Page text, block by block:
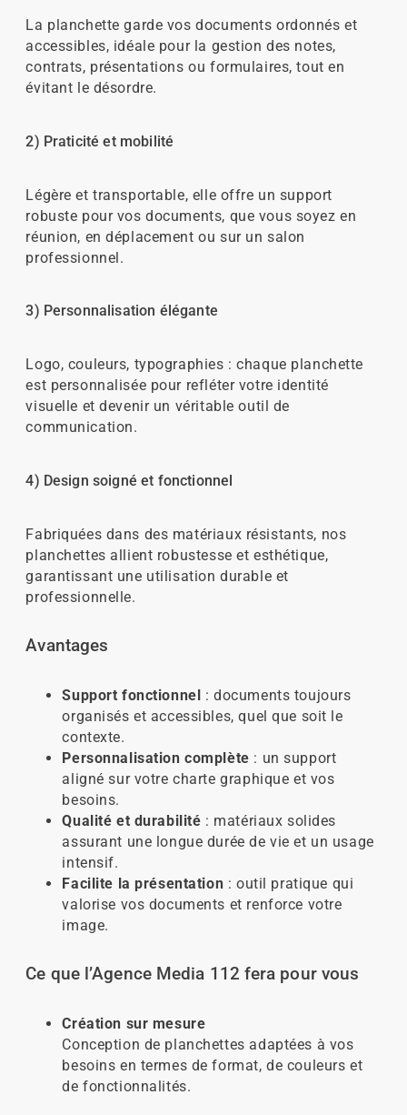
La planchette garde vos documents ordonnés et
accessibles, idéale pour la gestion des notes,
contrats, présentations ou formulaires, tout en
évitant le désordre.
2) Praticité et mobilité
Légère et transportable, elle offre un support
robuste pour vos documents, que vous soyez en
réunion, en déplacement ou sur un salon
professionnel.
3) Personnalisation élégante
Logo, couleurs, typographies : chaque planchette
est personnalisée pour refléter votre identité
visuelle et devenir un véritable outil de
communication.
4) Design soigné et fonctionnel
Fabriquées dans des matériaux résistants, nos
planchettes allient robustesse et esthétique,
garantissant une utilisation durable et
professionnelle.
Avantages
Support fonctionnel : documents toujours
organisés et accessibles, quel que soit le
contexte.
Personnalisation complète : un support
aligné sur votre charte graphique et vos
besoins.
Qualité et durabilité : matériaux solides
assurant une longue durée de vie et un usage
intensif.
Facilite la présentation : outil pratique qui
valorise vos documents et renforce votre
image.
Ce que l’Agence Media 112 fera pour vous
Création sur mesure
Conception de planchettes adaptées à vos
besoins en termes de format, de couleurs et
de fonctionnalités.